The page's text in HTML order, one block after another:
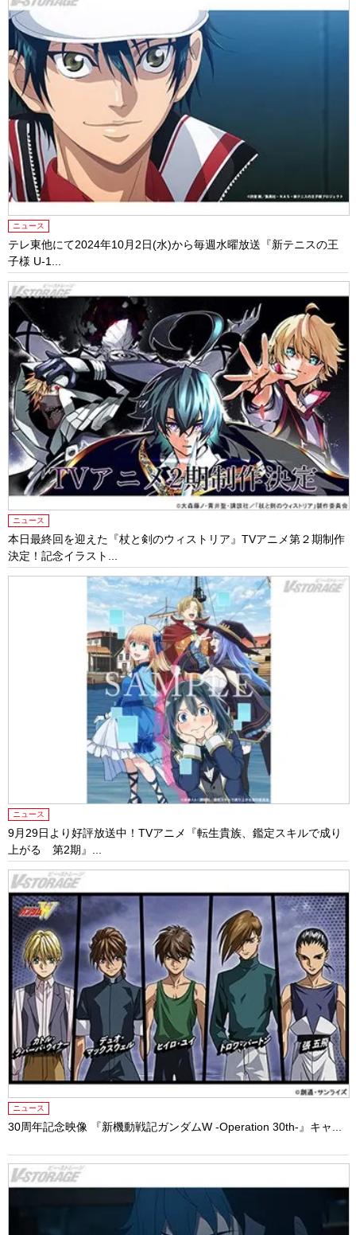
ニュース
テレ東他にて2024年10⽉2⽇(⽔)から毎週⽔曜放送『新テニスの王
⼦様 U-1...
ニュース
本日最終回を迎えた『杖と剣のウィストリア』TVアニメ第２期制作
決定！記念イラスト...
ニュース
9月29日より好評放送中！TVアニメ『転生貴族、鑑定スキルで成り
上がる 第2期』...
ニュース
30周年記念映像 『新機動戦記ガンダムW -Operation 30th-』キャ...